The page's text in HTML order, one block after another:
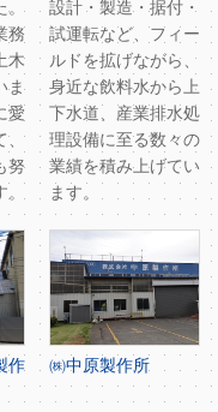
。
務
木
ま
愛
、
努
設計・製造・据付・
試運転など、フィー
ルドを拡げながら、
身近な飲料水から上
下水道、産業排水処
理設備に至る数々の
業績を積み上げてい
ます。
作
㈱中原製作所